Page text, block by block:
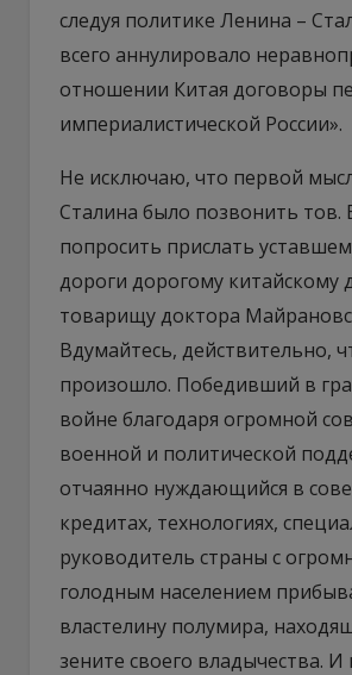
следуя политике Ленина –
всего аннулировало
отношении Китая договоры
империалистической России».
Не исключаю, что первой
Сталина было позвонить тов.
попросить прислать
дороги дорогому ‎китайскому
товарищу доктора
Вдумайтесь, действительно,
произошло. Победивший в
войне благодаря огромной
военной и политической
отчаянно нуждающийся в
кредитах, технологиях,
руководитель страны с
голодным населением
властелину полумира,
зените своего владычества.